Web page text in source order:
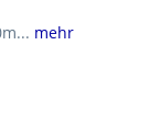
mehr